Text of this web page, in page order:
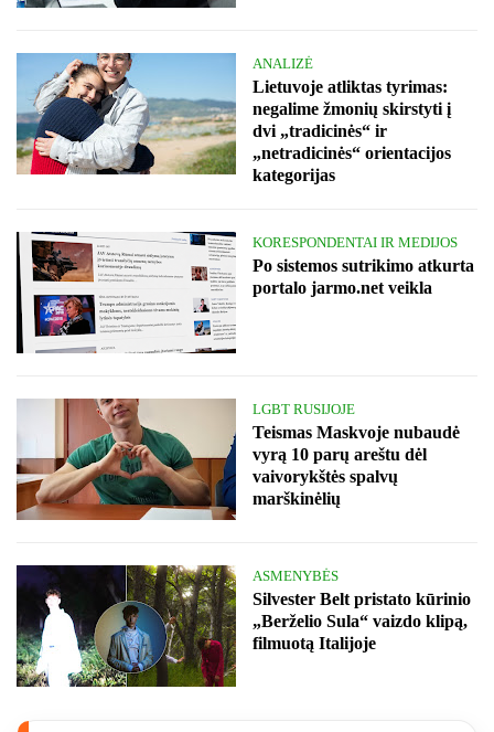
ANALIZĖ
Lietuvoje atliktas tyrimas:
negalime žmonių skirstyti į
dvi „tradicinės“ ir
„netradicinės“ orientacijos
kategorijas
KORESPONDENTAI IR MEDIJOS
Po sistemos sutrikimo atkurta
portalo jarmo.net veikla
LGBT RUSIJOJE
Teismas Maskvoje nubaudė
vyrą 10 parų areštu dėl
vaivorykštės spalvų
marškinėlių
ASMENYBĖS
Silvester Belt pristato kūrinio
„Berželio Sula“ vaizdo klipą,
filmuotą Italijoje